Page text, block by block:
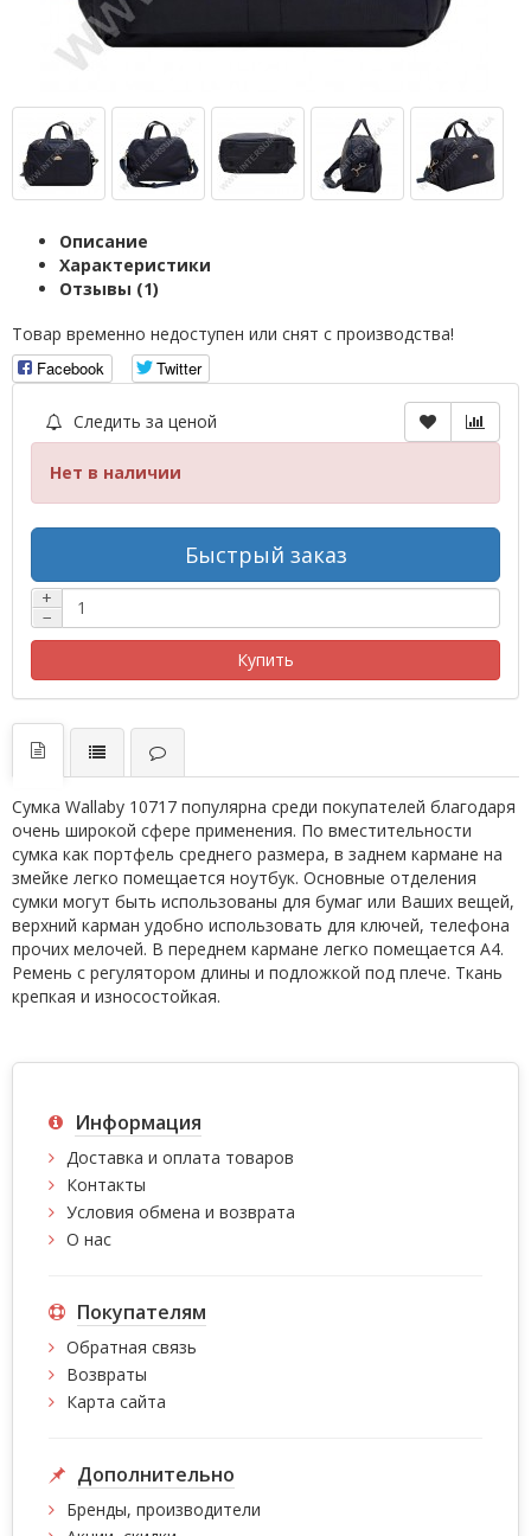
Описание
Характеристики
Отзывы (1)
Товар временно недоступен или снят с производства!
Facebook
Twitter
Следить за ценой
Нет в наличии
Быстрый заказ
+
−
Купить
Сумка Wallaby 10717 популярна среди покупателей благодаря
очень широкой сфере применения. По вместительности
сумка как портфель среднего размера, в заднем кармане на
змейке легко помещается ноутбук. Основные отделения
сумки могут быть использованы для бумаг или Ваших вещей,
верхний карман удобно использовать для ключей, телефона
прочих мелочей. В переднем кармане легко помещается А4.
Ремень с регулятором длины и подложкой под плече. Ткань
крепкая и износостойкая.
Информация
Доставка и оплата товаров
Контакты
Условия обмена и возврата
О нас
Покупателям
Обратная связь
Возвраты
Карта сайта
Дополнительно
Бренды, производители